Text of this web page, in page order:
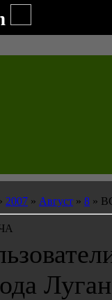
2007 » Август » 8 »